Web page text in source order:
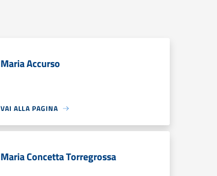
Maria Accurso
VAI ALLA PAGINA
Maria Concetta Torregrossa